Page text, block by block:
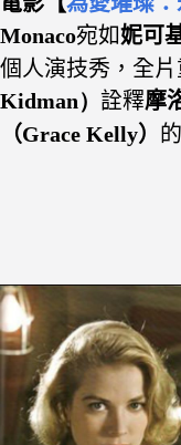
Monaco宛如妮可
個人演技秀，全
Kidman） 詮釋摩
（Grace Kelly）